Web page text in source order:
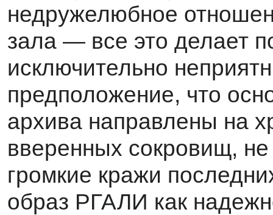
недружелюбное
зала — все это делает
исключительно
предположение, что
архива направлены на
вверенных сокровищ,
громкие кражи
образ РГАЛИ как